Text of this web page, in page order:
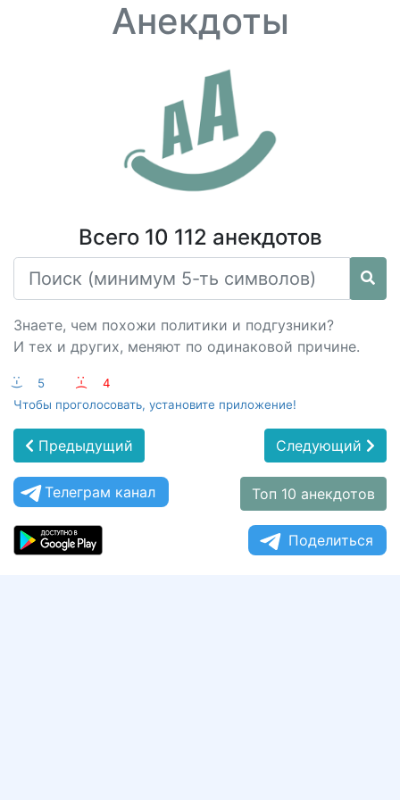
Анекдоты
Всего 10 112 анекдотов
Знаете, чем похожи политики и подгузники?
И тех и других, меняют по одинаковой причине.
:-) 5 :-(
4
Чтобы проголосовать, установите приложение!
Предыдущий Следующий
Телеграм канал Топ 10 анекдотов
Поделиться